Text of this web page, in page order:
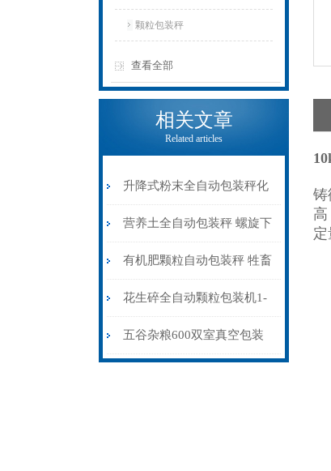
颗粒包装秤
查看全部
相关文章
Related articles
升降式粉末全自动包装秤化
工厂专用
营养土全自动包装秤 螺旋下
料不锈钢称重打包机
有机肥颗粒自动包装秤 牲畜
粪便有机肥灌包机厂家定制
花生碎全自动颗粒包装机1-
500克
五谷杂粮600双室真空包装
铸